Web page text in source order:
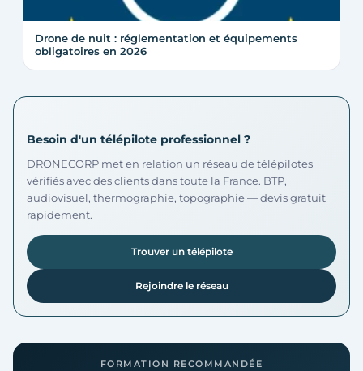
Drone de nuit : réglementation et équipements
obligatoires en 2026
Besoin d'un télépilote professionnel ?
DRONECORP met en relation un réseau de télépilotes
vérifiés avec des clients dans toute la France. BTP,
audiovisuel, thermographie, topographie — devis gratuit
rapidement.
Trouver un télépilote
Rejoindre le réseau
FORMATION RECOMMANDÉE